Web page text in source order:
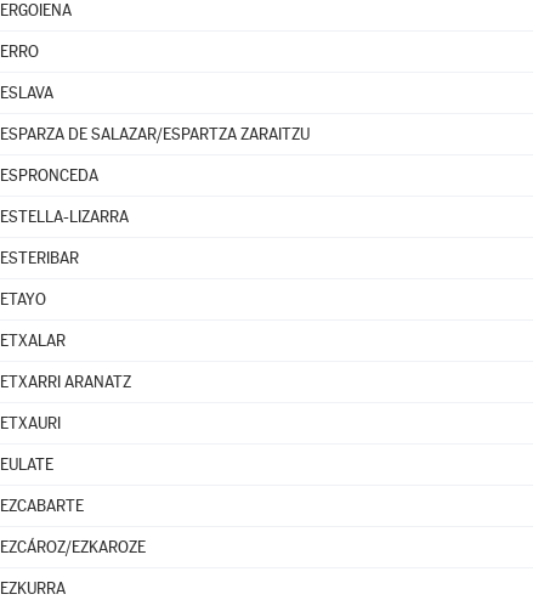
ERGOIENA
ERRO
ESLAVA
ESPARZA DE SALAZAR/ESPARTZA ZARAITZU
ESPRONCEDA
ESTELLA-LIZARRA
ESTERIBAR
ETAYO
ETXALAR
ETXARRI ARANATZ
ETXAURI
EULATE
EZCABARTE
EZCÁROZ/EZKAROZE
EZKURRA